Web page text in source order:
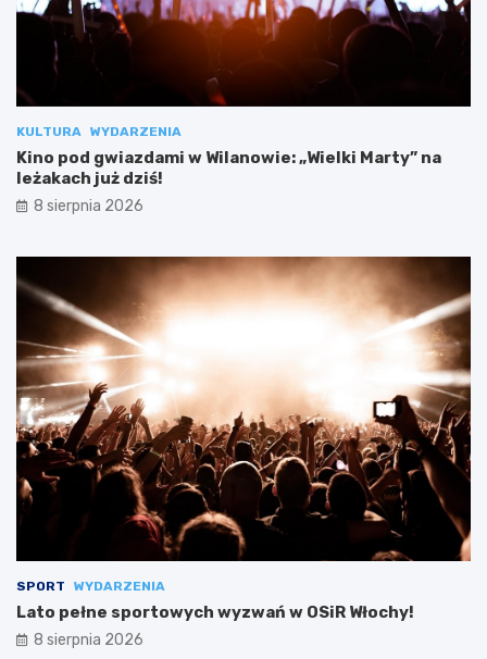
KULTURA WYDARZENIA
Kino pod gwiazdami w Wilanowie: „Wielki Marty” na
leżakach już dziś!
8 sierpnia 2026
SPORT WYDARZENIA
Lato pełne sportowych wyzwań w OSiR Włochy!
8 sierpnia 2026